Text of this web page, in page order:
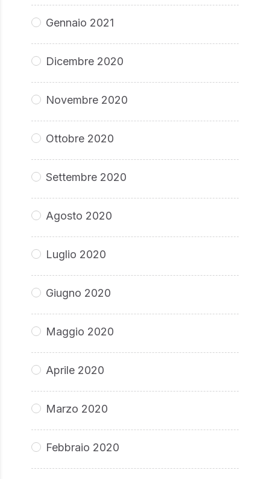
Gennaio 2021
Dicembre 2020
Novembre 2020
Ottobre 2020
Settembre 2020
Agosto 2020
Luglio 2020
Giugno 2020
Maggio 2020
Aprile 2020
Marzo 2020
Febbraio 2020